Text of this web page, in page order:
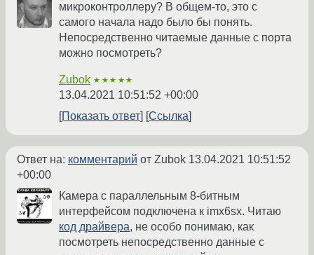
микроконтроллеру? В общем-то, это с
самого начала надо было бы понять.
Непосредственно читаемые данные с порта
можно посмотреть?
Zubok ★★★★★
13.04.2021 10:51:52 +00:00
Показать ответ
Ссылка
Ответ на: комментарий от Zubok 13.04.2021 10:51:52
+00:00
Камера с параллельным 8-битным
интерфейсом подключена к imx6sx. Читаю
код драйвера, не особо понимаю, как
посмотреть непосредственно данные с